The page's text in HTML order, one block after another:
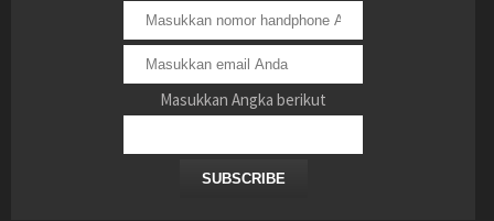
Masukkan Angka berikut
SUBSCRIBE